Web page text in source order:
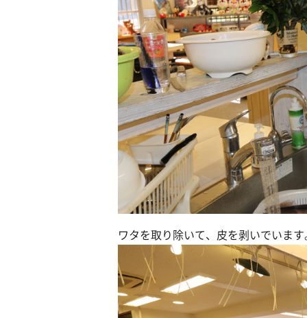
ワタを取り除いて、皮を剥いでいます